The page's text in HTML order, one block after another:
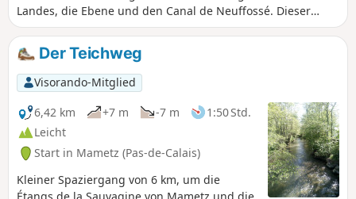
Landes, die Ebene und den Canal de Neuffossé. Dieser
trennt das Departement Pas-de-Calais vom Departement
Nord. Es handelt sich um einen markierten Wanderweg der
Communauté d'Agglomération du Pays de Saint-Omer.
Der Teichweg
Visorando-Mitglied
6,42 km
+7 m -7 m
1:50 Std.
Leicht
Start in Mametz (Pas-de-Calais)
Kleiner Spaziergang von 6 km, um die